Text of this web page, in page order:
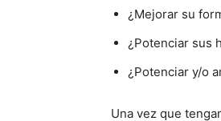
¿Mejorar su
¿Potenciar sus
¿Potenciar y/o
Una vez que